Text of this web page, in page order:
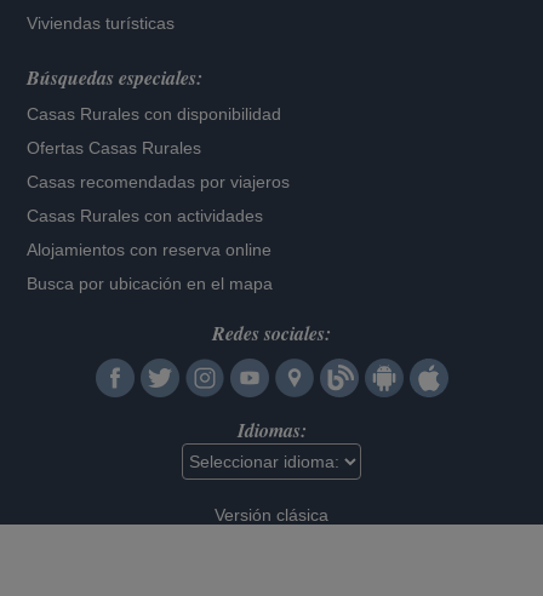
Viviendas turísticas
Búsquedas especiales:
Casas Rurales con disponibilidad
Ofertas Casas Rurales
Casas recomendadas por viajeros
Casas Rurales con actividades
Alojamientos con reserva online
Busca por ubicación en el mapa
Redes sociales:
Idiomas:
Versión clásica